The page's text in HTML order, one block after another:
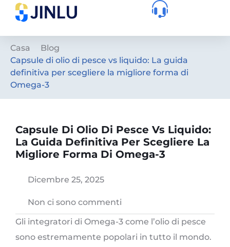
Casa
Blog
Capsule di olio di pesce vs liquido: La guida
definitiva per scegliere la migliore forma di
Omega-3
Capsule Di Olio Di Pesce Vs Liquido:
La Guida Definitiva Per Scegliere La
Migliore Forma Di Omega-3
Dicembre 25, 2025
Non ci sono commenti
Gli integratori di Omega-3 come l’olio di pesce
sono estremamente popolari in tutto il mondo.